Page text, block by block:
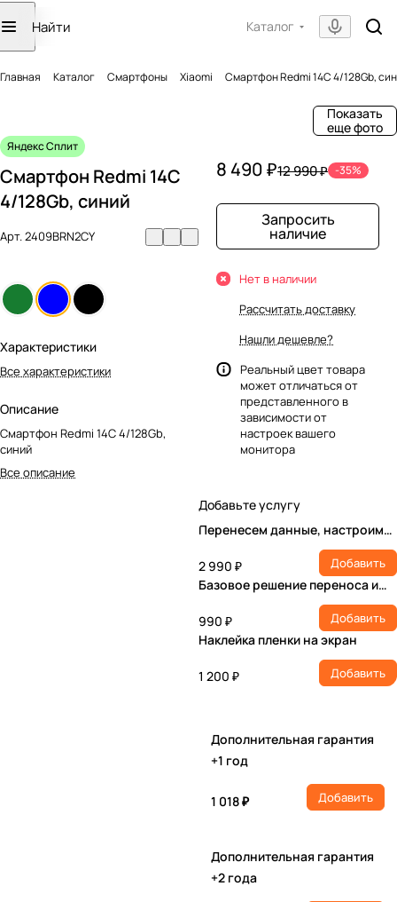
Каталог
Главная Каталог Смартфоны Xiaomi Смартфон Redmi 14C 4/128Gb,
Показать
еще фото
Яндекс Сплит
Смартфон Redmi 14C
4/128Gb, синий
Арт.2409BRN2CY
Характеристики
Все характеристики
Описание
Смартфон Redmi 14C 4/128Gb,
синий
Все описание
8 490 ₽12 990 ₽ -35%
Запросить
наличие
Нет в наличии
Рассчитать доставку
Нашли дешевле?
Реальный цвет товара
может отличаться от
представленного в
зависимости от
настроек вашего
монитора
Добавьте услугу
Перенесем данные, настроим
учетную запись, установим ПО
2 990 ₽
Добавить
Базовое решение переноса и
990 ₽
Добавить
Наклейка пленки на экран
1 200 ₽ Добавить
Дополнительная гарантия
+1 год
1 018 ₽ Добавить
Дополнительная гарантия
+2 года